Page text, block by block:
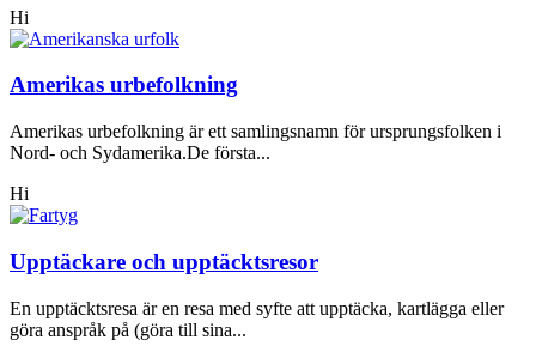
Hi
Amerikas urbefolkning
Amerikas urbefolkning är ett samlingsnamn för ursprungsfolken i
Nord- och Sydamerika.De första...
Hi
Upptäckare och upptäcktsresor
En upptäcktsresa är en resa med syfte att upptäcka, kartlägga eller
göra anspråk på (göra till sina...